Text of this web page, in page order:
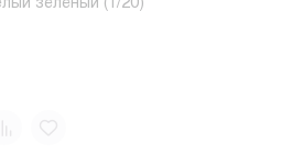
зеленый (1/20)